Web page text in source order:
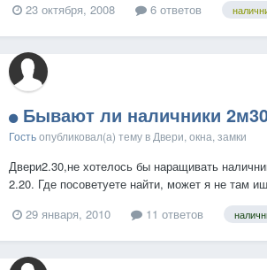
может еще есть варианты (во всяких enduit-ах
23 октября, 2008 6 ответов
Бывают ли наличники
Гостьопубликовал(а) тему в Двери, окна, замки
Двери2.30,не хотелось бы наращивать
2.20. Где посоветуете найти, может я не там
29 января, 2010 11 ответов